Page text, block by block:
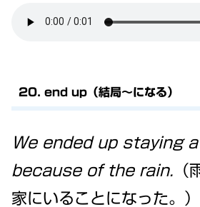
20. end up（結局～になる）
We ended up staying
because of the rain. （
家にいることになった。）